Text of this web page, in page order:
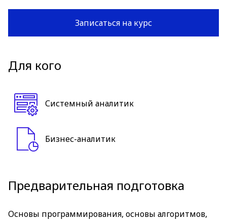
Записаться на курс
Для кого
Системный аналитик
Бизнес-аналитик
Предварительная подготовка
Основы программирования, основы алгоритмов,